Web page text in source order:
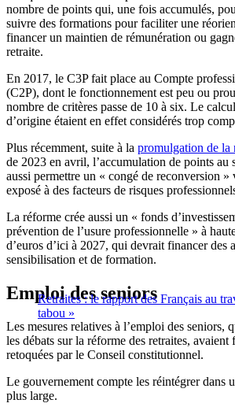
nombre de points qui, une fois accumulés,
suivre des formations pour faciliter une
financer un maintien de rémunération ou
retraite.
En 2017, le C3P fait place au Compte
(C2P), dont le fonctionnement est peu ou
nombre de critères passe de 10 à six. Le
d’origine étaient en effet considérés trop
Plus récemment, suite à la promulgation de la
de 2023 en avril, l’accumulation de points au
aussi permettre un « congé de reconversion
exposé à des facteurs de risques
La réforme crée aussi un « fonds
prévention de l’usure professionnelle » à
d’euros d’ici à 2027, qui devrait financer des
sensibilisation et de formation.
Retraites : le rapport des Français au
tabou »
Emploi des seniors
Les mesures relatives à l’emploi des seniors,
les débats sur la réforme des retraites, avaient
retoquées par le Conseil constitutionnel.
Le gouvernement compte les réintégrer dans
plus large.